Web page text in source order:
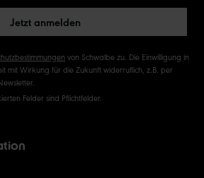
Jetzt anmelden
von Schwalbe zu. Die Einwilligung in
mit Wirkung für die Zukunft widerruflich, z.B. per
Felder sind Pflichtfelder.